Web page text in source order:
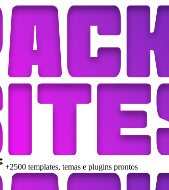
+2500 templates, temas e plugins prontos